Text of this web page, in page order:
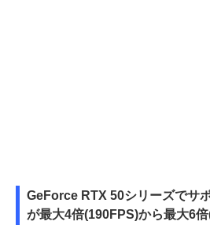
GeForce RTX 50シリーズでサ
が最大4倍(190FPS)から最大6